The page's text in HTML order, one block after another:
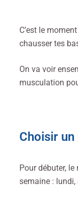
C’est le
chausser tes
On va voir
musculation
Choisir
Pour débuter,
semaine : lundi,